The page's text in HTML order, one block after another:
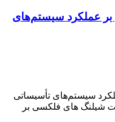
بر عملکرد سیستم‌های
سیستم‌های تأسیساتی
شیلنگ های فلکسی بر